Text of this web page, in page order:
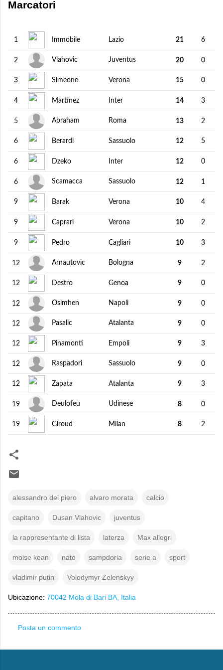
Marcatori
1 Immobile Lazio 21 6
2 Vlahovic Juventus 20 0
3 Simeone Verona 15 0
4 Martínez Inter 14 3
5 Abraham Roma 13 2
6 Berardi Sassuolo 12 5
6 Dzeko Inter 12 0
6 Scamacca Sassuolo 12 1
9 Barak Verona 10 4
9 Caprari Verona 10 2
9 Pedro Cagliari 10 3
12 Arnautovic Bologna 9 2
12 Destro Genoa 9 0
12 Osimhen Napoli 9 0
12 Pasalic Atalanta 9 0
12 Pinamonti Empoli 9 3
12 Raspadori Sassuolo 9 0
12 Zapata Atalanta 9 3
19 Deulofeu Udinese 8 0
19 Giroud Milan 8 2
alessandro del piero alvaro morata calcio
capitano Dusan Vlahovic juventus
la rappresentante di lista laterza Max allegri
moise kean nato sampdoria serie a sport
vladimir putin Volodymyr Zelenskyy
Ubicazione: 70042 Mola di Bari BA, Italia
o
Posta un commento